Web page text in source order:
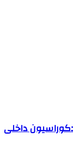
داخلی